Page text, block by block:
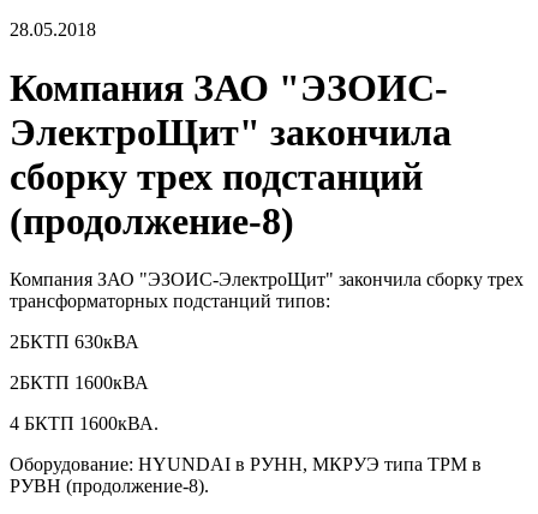
28.05.2018
Компания ЗАО "ЭЗОИС-
ЭлектроЩит" закончила
сборку трех подстанций
(продолжение-8)
Компания ЗАО "ЭЗОИС-ЭлектроЩит" закончила сборку трех
трансформаторных подстанций типов:
2БКТП 630кВА
2БКТП 1600кВА
4 БКТП 1600кВА.
Оборудование: HYUNDAI в РУНН, МКРУЭ типа TPM в
РУВН (продолжение-8).